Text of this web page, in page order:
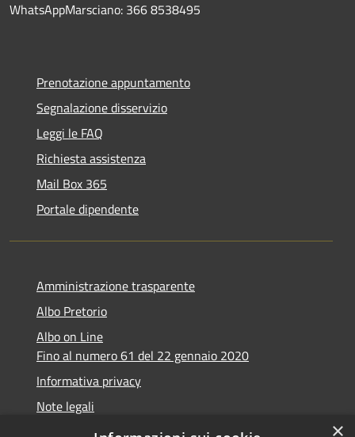
WhatsAppMarsciano: 366 8538495
Prenotazione appuntamento
Segnalazione disservizio
Leggi le FAQ
Richiesta assistenza
Mail Box 365
Portale dipendente
Amministrazione trasparente
Albo Pretorio
Albo on Line
Fino al numero 61 del 22 gennaio 2020
Informativa privacy
Note legali
Dichiarazione di accessibilità
×